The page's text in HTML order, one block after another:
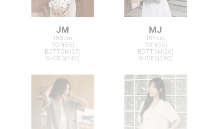
JM
166cm
TOP(55)
BOTTOM(25)
SHOES(240)
MJ
164cm
TOP(55)
BOTTOM(26)
SHOES(240)